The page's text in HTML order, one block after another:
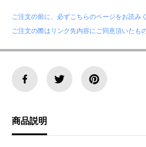
わ
せ
く
さ
い
直
感
の
脳
・
米
国
ン
ド
直
感
の
脳
・
米
国
ご注文の前に、必ずこちらのページをお読み
ご注文の際はリンク先内容にご同意頂いたも
商品説明